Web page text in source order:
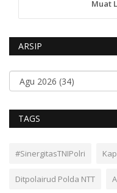
Muat
ARSIP
TAGS
#SinergitasTNIPolri
Ditpolairud Polda NTT